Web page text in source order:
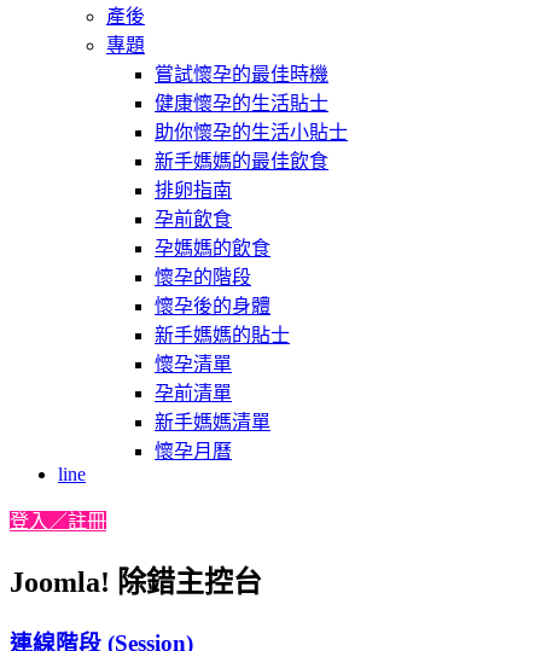
產後
專題
嘗試懷孕的最佳時機
健康懷孕的生活貼士
助你懷孕的生活小貼士
新手媽媽的最佳飲食
排卵指南
孕前飲食
孕媽媽的飲食
懷孕的階段
懷孕後的身體
新手媽媽的貼士
懷孕清單
孕前清單
新手媽媽清單
懷孕月曆
line
登入／註冊
Joomla! 除錯主控台
連線階段 (Session)